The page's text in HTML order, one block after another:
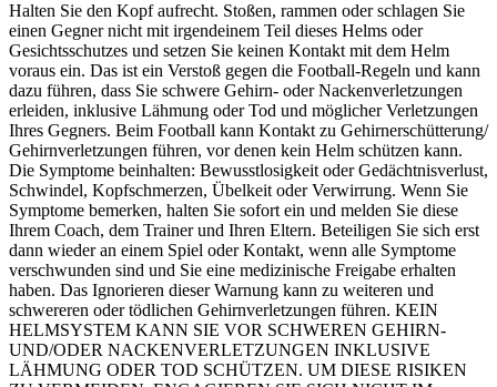
Halten Sie den Kopf aufrecht. Stoßen, rammen oder schlagen Sie
einen Gegner nicht mit irgendeinem Teil dieses Helms oder
Gesichtsschutzes und setzen Sie keinen Kontakt mit dem Helm
voraus ein. Das ist ein Verstoß gegen die Football-Regeln und kann
dazu führen, dass Sie schwere Gehirn- oder Nackenverletzungen
erleiden, inklusive Lähmung oder Tod und möglicher Verletzungen
Ihres Gegners. Beim Football kann Kontakt zu Gehirnerschütterung/
Gehirnverletzungen führen, vor denen kein Helm schützen kann.
Die Symptome beinhalten: Bewusstlosigkeit oder Gedächtnisverlust,
Schwindel, Kopfschmerzen, Übelkeit oder Verwirrung. Wenn Sie
Symptome bemerken, halten Sie sofort ein und melden Sie diese
Ihrem Coach, dem Trainer und Ihren Eltern. Beteiligen Sie sich erst
dann wieder an einem Spiel oder Kontakt, wenn alle Symptome
verschwunden sind und Sie eine medizinische Freigabe erhalten
haben. Das Ignorieren dieser Warnung kann zu weiteren und
schwereren oder tödlichen Gehirnverletzungen führen. KEIN
HELMSYSTEM KANN SIE VOR SCHWEREN GEHIRN-
UND/ODER NACKENVERLETZUNGEN INKLUSIVE
LÄHMUNG ODER TOD SCHÜTZEN. UM DIESE RISIKEN